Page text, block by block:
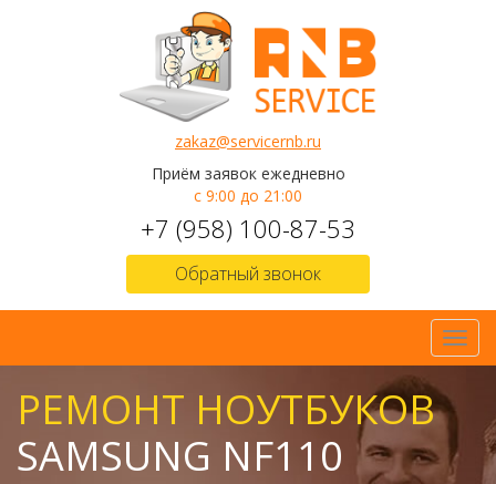
zakaz@servicernb.ru
Приём заявок ежедневно
с 9:00 до 21:00
+7 (958) 100-87-53
Обратный звонок
РЕМОНТ НОУТБУКОВ
SAMSUNG NF110